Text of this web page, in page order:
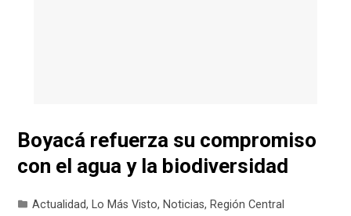
Boyacá refuerza su compromiso
con el agua y la biodiversidad
Actualidad, Lo Más Visto, Noticias, Región Central